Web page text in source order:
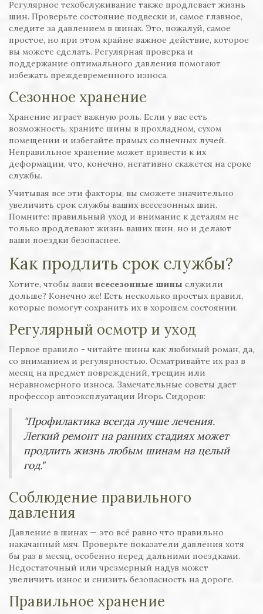
Регулярное техобслуживание также продлевает жизнь
шин. Проверьте состояние подвески и, самое главное,
следите за давлением в шинах. Это, пожалуй, самое
простое, но при этом крайне важное действие, которое
вы можете сделать. Регулярная проверка и
поддержание оптимального давления помогают
избежать преждевременного износа.
Сезонное хранение
Хранение играет важную роль. Если у вас есть
возможность, храните шины в прохладном, сухом
помещении и избегайте прямых солнечных лучей.
Неправильное хранение может привести к их
деформации, что, конечно, негативно скажется на сроке
службы.
Учитывая все эти факторы, вы сможете значительно
увеличить срок службы ваших всесезонных шин.
Помните: правильный уход и внимание к деталям не
только продлевают жизнь ваших шин, но и делают
ваши поездки безопаснее.
Как продлить срок службы?
Хотите, чтобы ваши всесезонные шины служили
дольше? Конечно же! Есть несколько простых правил,
которые помогут сохранить их в хорошем состоянии.
Регулярный осмотр и уход
Первое правило - читайте шины как любимый роман, да,
со вниманием и регулярностью. Осматривайте их раз в
месяц на предмет повреждений, трещин или
неравномерного износа. Замечательные советы дает
профессор автоэксплуатации Игорь Сидоров:
"Профилактика всегда лучше лечения.
Легкий ремонт на ранних стадиях может
продлить жизнь любым шинам на целый
год."
Соблюдение правильного
давления
Давление в шинах — это всё равно что правильно
накачанный мяч. Проверьте показатели давления хотя
бы раз в месяц, особенно перед дальними поездками.
Недостаточный или чрезмерный надув может
увеличить износ и снизить безопасность на дороге.
Правильное хранение